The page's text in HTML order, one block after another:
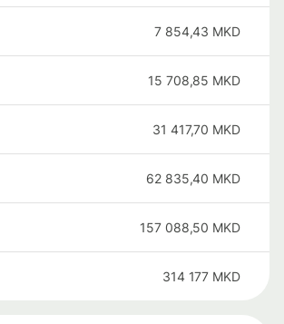
7 854,43 MKD
15 708,85 MKD
31 417,70 MKD
62 835,40 MKD
157 088,50 MKD
314 177 MKD